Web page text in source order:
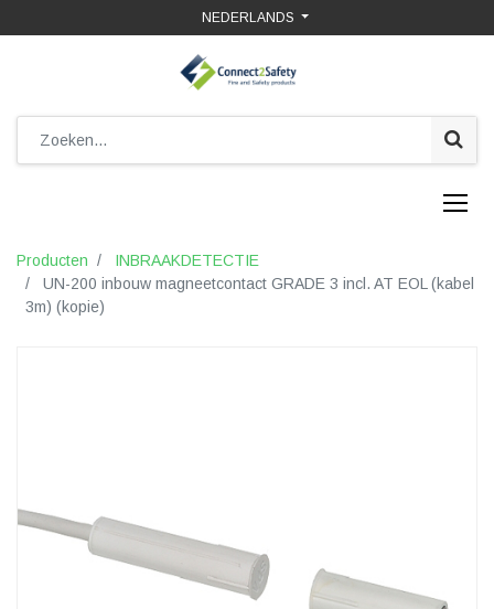
NEDERLANDS
Producten
INBRAAKDETECTIE
UN-200 inbouw magneetcontact GRADE 3 incl. AT EOL (kabel
3m) (kopie)